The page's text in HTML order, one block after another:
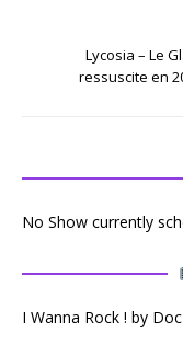
Lycosia – Le
ressuscite en
No Show currently
I Wanna Rock ! by